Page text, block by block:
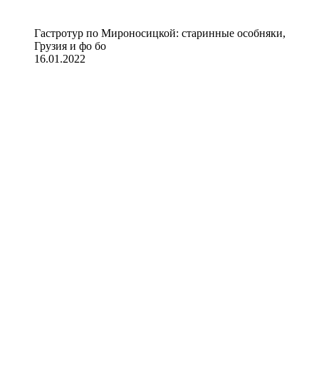
Гастротур по Мироносицкой: старинные особняки,
Грузия и фо бо
16.01.2022